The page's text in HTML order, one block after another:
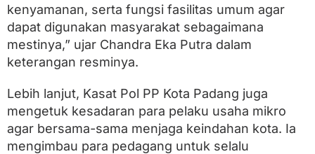
kenyamanan, serta fungsi fasilitas umum agar
dapat digunakan masyarakat sebagaimana
mestinya,” ujar Chandra Eka Putra dalam
keterangan resminya.
Lebih lanjut, Kasat Pol PP Kota Padang juga
mengetuk kesadaran para pelaku usaha mikro
agar bersama-sama menjaga keindahan kota. Ia
mengimbau para pedagang untuk selalu